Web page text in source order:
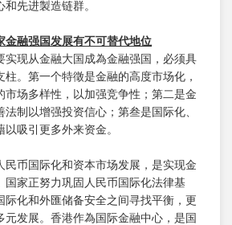
先进製造链群。
金融强国发展有不可替代地位
实现从金融大国成為金融强国，必须具
。第一个特徵是金融的高度市场化，
市场多样性，以加强竞争性；第二是金
制以增强投资信心；第叁是国际化、
吸引更多外来资金。
民币国际化和资本市场发展，是实现金
国家正努力巩固人民币国际化法律基
际化和外匯储备安全之间寻找平衡，更
元发展。香港作為国际金融中心，是国